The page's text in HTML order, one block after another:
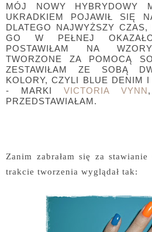
MÓJ NOWY HYBRYDOWY
UKRADKIEM POJAWIŁ SIĘ
DLATEGO NAJWYŻSZY CZAS,
GO W PEŁNEJ
POSTAWIŁAM NA
TWORZONE ZA POMOCĄ
ZESTAWIŁAM ZE SOBĄ
KOLORY, CZYLI BLUE DENIM
- MARKI VICTORIA VYNN
PRZEDSTAWIAŁAM.
Zanim zabrałam się za
trakcie tworzenia wyglądał tak: